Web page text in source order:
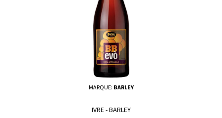
MARQUE: BARLEY
IVRE - BARLEY